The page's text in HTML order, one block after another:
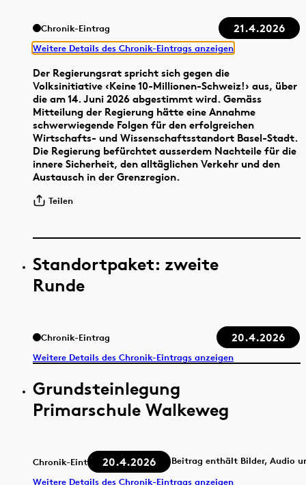
Chronik-Eintrag 21.4.2026
Weitere Details des Chronik-Eintrags anzeigen
Der Regierungsrat spricht sich gegen die
Volksinitiative ‹Keine 10-Millionen-Schweiz!› aus, über
die am 14. Juni 2026 abgestimmt wird. Gemäss
Mitteilung der Regierung hätte eine Annahme
schwerwiegende Folgen für den erfolgreichen
Wirtschafts- und Wissenschaftsstandort Basel-Stadt.
Die Regierung befürchtet ausserdem Nachteile für die
innere Sicherheit, den alltäglichen Verkehr und den
Austausch in der Grenzregion.
Teilen
Standortpaket: zweite
Runde
Chronik-Eintrag 20.4.2026
Weitere Details des Chronik-Eintrags anzeigen
Grundsteinlegung
Primarschule Walkeweg
Chronik-Eintrag 20.4.2026
Beitrag enthält Bilder, Audio
Weitere Details des Chronik-Eintrags anzeigen